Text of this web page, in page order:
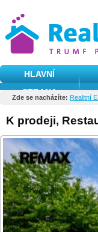
Zde se nacházíte: Realitní
K prodeji,
HLAVNÍ
STRANA